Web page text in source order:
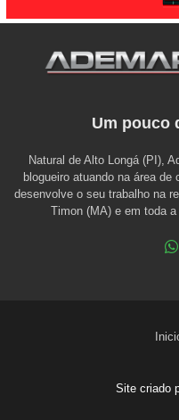
Um pouco
Natural de Alto Longá (PI),
blogueiro atuando na área
desenvolve o seu trabalho na
Timon (MA) e em toda
Site criado